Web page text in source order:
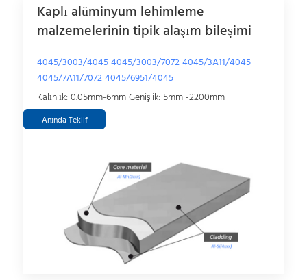
Kaplı alüminyum lehimleme
malzemelerinin tipik alaşım bileşimi
4045/3003/4045 4045/3003/7072 4045/3A11/4045
4045/7A11/7072 4045/6951/4045
Kalınlık: 0.05mm-6mm Genişlik: 5mm -2200mm
Anında Teklif